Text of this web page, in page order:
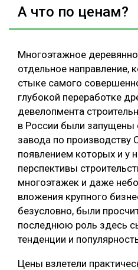
А что по ценам?
Многоэтажное
отдельное направление,
стыке самого
глубокой переработке
девелопмента
в России были
завода по производству
появлением которых и у
перспективы
многоэтажек и даже
вложения крупного
безусловно, были
последнюю роль здесь
тенденции и
Цены взлетели